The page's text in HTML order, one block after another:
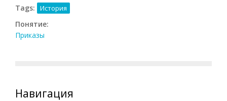
Tags: История
Понятие:
Приказы
Навигация